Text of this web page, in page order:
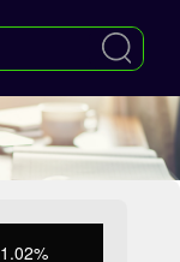
1.02%